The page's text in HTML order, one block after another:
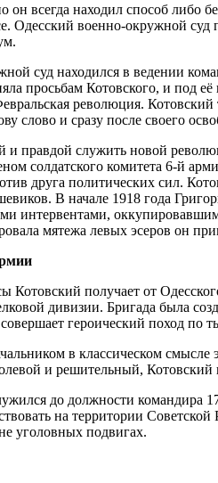
он всегда находил способ
Одесский военно-окружной
суд находился в ведении
просьбам Котовского, и под её
революция.
слово и сразу после своего
и правдой служить новой
солдатского комитета 6-й
друга политических сил.
В начале 1918 года
интервентами,
мятежа левых эсеров он
Котовский получает от
дивизии. Бригада была
героический поход по
в классическом
и решительный,
до должности командира
на территории
уголовных подвигах.